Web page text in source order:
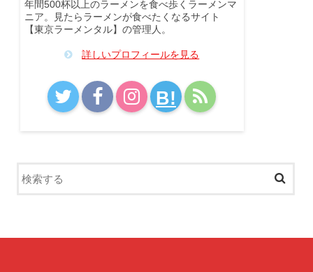
年間500杯以上のラーメンを食べ歩くラーメンマ
ニア。見たらラーメンが食べたくなるサイト
【東京ラーメンタル】の管理人。
詳しいプロフィールを見る
B!